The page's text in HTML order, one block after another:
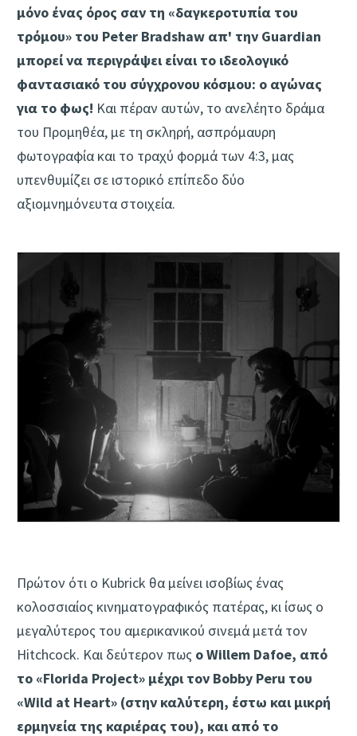
μόνο ένας όρος σαν τη «δαγκεροτυπία του
τρόμου» του Peter Bradshaw απ' την Guardian
μπορεί να περιγράψει είναι το ιδεολογικό
φαντασιακό του σύγχρονου κόσμου: ο αγώνας
για το φως! Και πέραν αυτών, το ανελέητο δράμα
του Προμηθέα, με τη σκληρή, ασπρόμαυρη
φωτογραφία και το τραχύ φορμά των 4:3, μας
υπενθυμίζει σε ιστορικό επίπεδο δύο
αξιομνημόνευτα στοιχεία.
Πρώτον ότι ο Kubrick θα μείνει ισοβίως ένας
κολοσσιαίος κινηματογραφικός πατέρας, κι ίσως ο
μεγαλύτερος του αμερικανικού σινεμά μετά τον
Hitchcock. Και δεύτερον πως ο Willem Dafoe, από
το «Florida Project» μέχρι τον Bobby Peru του
«Wild at Heart» (στην καλύτερη, έστω και μικρή
ερμηνεία της καριέρας του), και από το